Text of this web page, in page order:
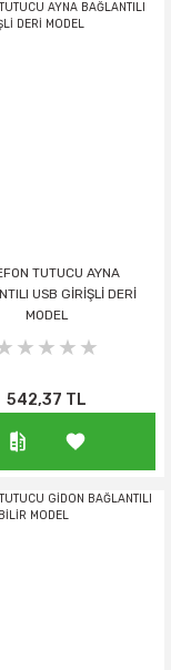
TUTUCU AYNA
USB GİRİŞLİ DERİ
MODEL
542,37 TL